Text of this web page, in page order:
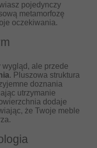
pojedynczy
metamorfozę
oczekiwania.
ale przede
. Pluszowa struktura
doznania
utrzymanie
dodaje
że Twoje meble